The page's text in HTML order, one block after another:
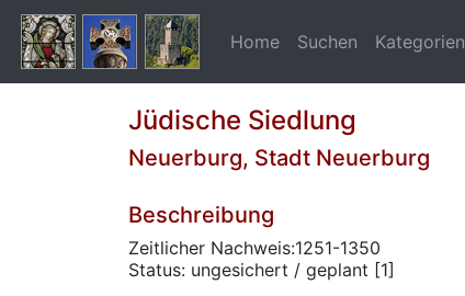
Home Suchen Kategorien
Jüdische Siedlung
Neuerburg, Stadt Neuerburg
Beschreibung
Zeitlicher Nachweis:1251-1350
Status: ungesichert / geplant [1]